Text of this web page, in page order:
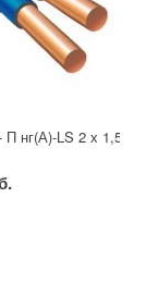
нг(А)-LS 2 х 1,5